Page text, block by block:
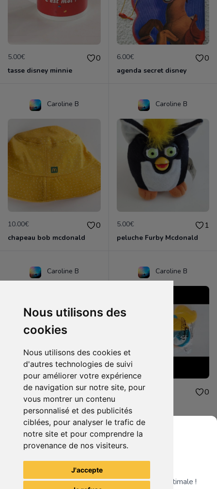
Nous utilisons des
cookies
Nous utilisons des cookies et
d'autres technologies de suivi
pour améliorer votre expérience
de navigation sur notre site, pour
vous montrer un contenu
personnalisé et des publicités
ciblées, pour analyser le trafic de
notre site et pour comprendre la
provenance de nos visiteurs.
J'accepte
5.00€ 0
tasse disney minnie
6.00€ 0
agenda secret disney
Caroline B
10.00€ 0
chapeau bob mcdonald
Caroline B
5.00€ 1
peluche Furby Mcdonald
Caroline B
4.00€ 0
peluche mcdonald
Caroline B
4.00€ 0
Voir tous les articles du vendeur
Grenier du Geek
Télécharge notre app pour une expérience optimale !